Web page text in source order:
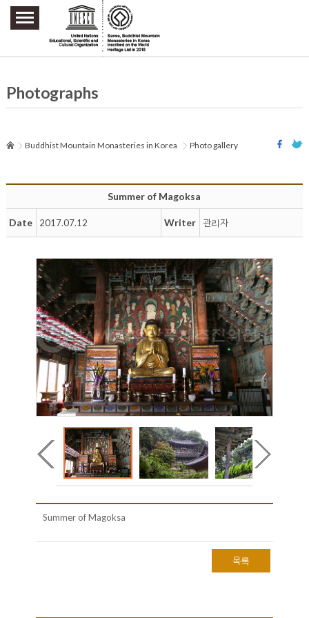
주요메뉴 바로가기
본문 바로가기
하단메뉴 바로가기
Photographs
Buddhist Mountain Monasteries in Korea Photo gallery
Summer of Magoksa
Date 2017.07.12 Writer 관리자
Summer of Magoksa
목록